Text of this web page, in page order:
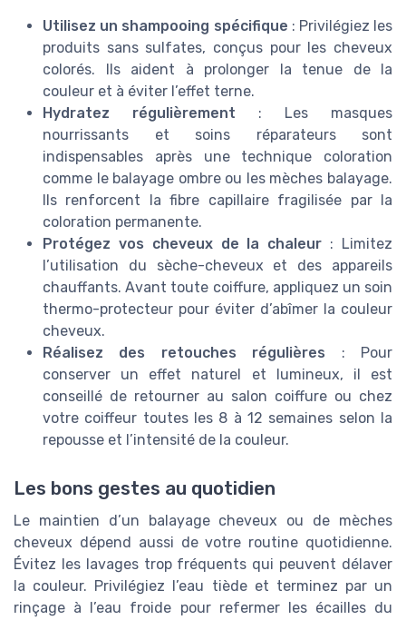
Utilisez un shampooing spécifique : Privilégiez les
produits sans sulfates, conçus pour les cheveux
colorés. Ils aident à prolonger la tenue de la
couleur et à éviter l’effet terne.
Hydratez régulièrement : Les masques
nourrissants et soins réparateurs sont
indispensables après une technique coloration
comme le balayage ombre ou les mèches balayage.
Ils renforcent la fibre capillaire fragilisée par la
coloration permanente.
Protégez vos cheveux de la chaleur : Limitez
l’utilisation du sèche-cheveux et des appareils
chauffants. Avant toute coiffure, appliquez un soin
thermo-protecteur pour éviter d’abîmer la couleur
cheveux.
Réalisez des retouches régulières : Pour
conserver un effet naturel et lumineux, il est
conseillé de retourner au salon coiffure ou chez
votre coiffeur toutes les 8 à 12 semaines selon la
repousse et l’intensité de la couleur.
Les bons gestes au quotidien
Le maintien d’un balayage cheveux ou de mèches
cheveux dépend aussi de votre routine quotidienne.
Évitez les lavages trop fréquents qui peuvent délaver
la couleur. Privilégiez l’eau tiède et terminez par un
rinçage à l’eau froide pour refermer les écailles du